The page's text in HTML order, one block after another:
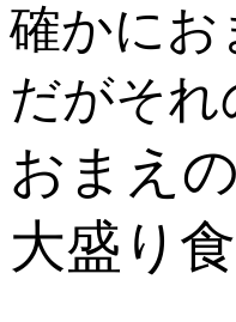
確かにお
だがそ
おまえ
大盛り